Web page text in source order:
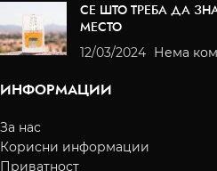
СЕ ШТО ТРЕБА ДА
МЕСТО
12/03/2024 Нема
ИНФОРМАЦИИ
За нас
Корисни информации
Приватност